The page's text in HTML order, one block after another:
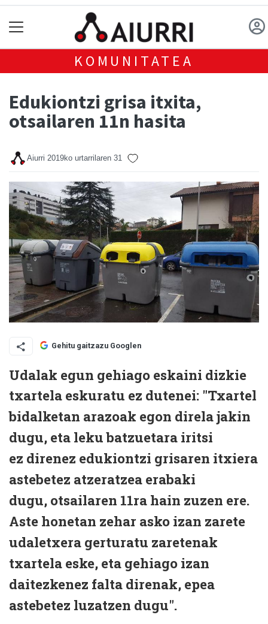
KOMUNITATEA
Edukiontzi grisa itxita,
otsailaren 11n hasita
Aiurri 2019ko urtarrilaren 31
Gehitu gaitzazu Googlen
Udalak egun gehiago eskaini dizkie
txartela eskuratu ez dutenei: "Txartel
bidalketan arazoak egon direla jakin
dugu, eta leku batzuetara iritsi
ez direnez edukiontzi grisaren itxiera
astebetez atzeratzea erabaki
dugu, otsailaren 11ra hain zuzen ere.
Aste honetan zehar asko izan zarete
udaletxera gerturatu zaretenak
txartela eske, eta gehiago izan
daitezkenez falta direnak, epea
astebetez luzatzen dugu".